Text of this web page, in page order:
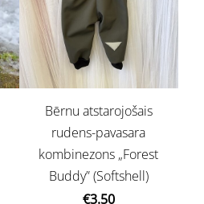
Bērnu atstarojošais
rudens-pavasara
kombinezons „Forest
Buddy” (Softshell)
€3.50